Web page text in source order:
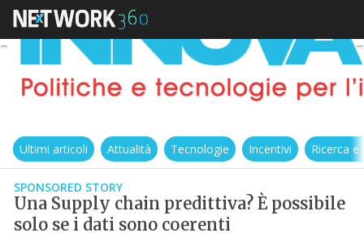
Ultimi articoli Attualità Tecnologie Incentivi Ricerca
SPONSORED STORY
Una Supply chain predittiva? È possibile
solo se i dati sono coerenti